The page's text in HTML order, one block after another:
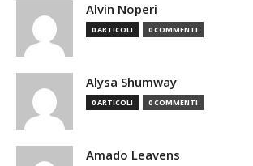
Alvin Noperi
0 ARTICOLI 0 COMMENTI
Alysa Shumway
0 ARTICOLI 0 COMMENTI
Amado Leavens